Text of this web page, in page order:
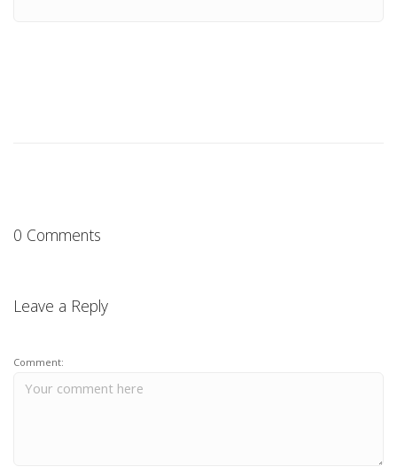
0 Comments
Leave a Reply
Comment: